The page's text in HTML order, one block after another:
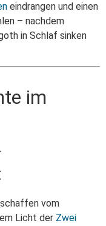
eindrangen und einen
– nachdem
in Schlaf sinken
im
vom
Licht der Zwei